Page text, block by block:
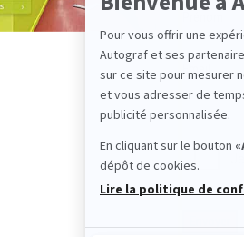
Pour vous offrir une
Autograf et ses
sur ce site pour mesurer
et vous adresser de
publicité personnalisée.
En cliquant sur le bouton
dépôt de cookies.
Plateforme de Gestion
Lire la politique de
des procédures d’admission des
VIRTUELLE DE L'ÉCOLE Email